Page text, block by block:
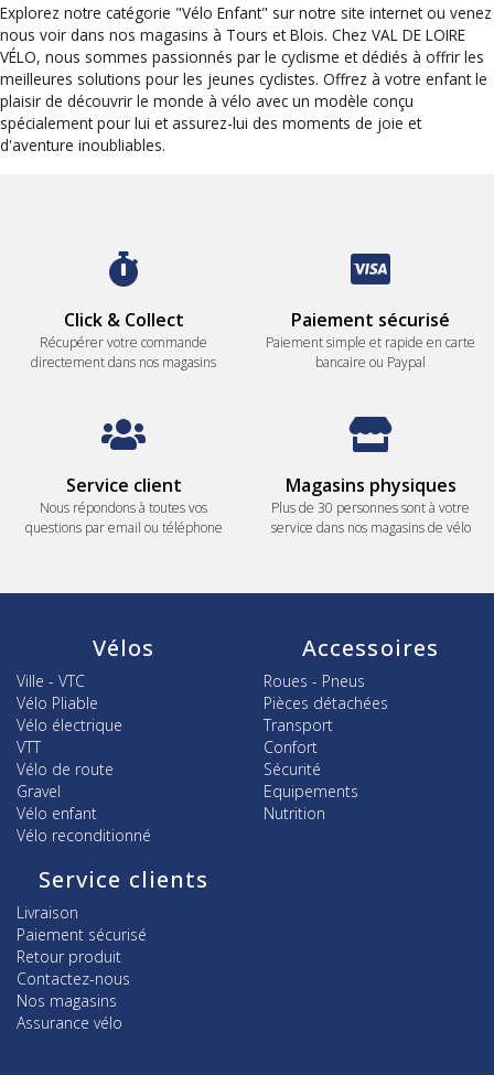
Explorez notre catégorie "Vélo Enfant" sur notre site internet ou venez
nous voir dans nos magasins à Tours et Blois. Chez VAL DE LOIRE
VÉLO, nous sommes passionnés par le cyclisme et dédiés à offrir les
meilleures solutions pour les jeunes cyclistes. Offrez à votre enfant le
plaisir de découvrir le monde à vélo avec un modèle conçu
spécialement pour lui et assurez-lui des moments de joie et
d'aventure inoubliables.
Click & Collect
Récupérer votre commande
directement dans nos magasins
Paiement sécurisé
Paiement simple et rapide en carte
bancaire ou Paypal
Service client
Nous répondons à toutes vos
questions par email ou téléphone
Magasins physiques
Plus de 30 personnes sont à votre
service dans nos magasins de vélo
Vélos
Ville - VTC
Vélo Pliable
Vélo électrique
VTT
Vélo de route
Gravel
Vélo enfant
Vélo reconditionné
Accessoires
Roues - Pneus
Pièces détachées
Transport
Confort
Sécurité
Equipements
Nutrition
Service clients
Livraison
Paiement sécurisé
Retour produit
Contactez-nous
Nos magasins
Assurance vélo